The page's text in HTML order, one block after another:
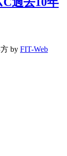
by FIT-Web